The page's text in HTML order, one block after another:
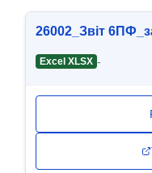
26002_Звіт
Excel XLSX -